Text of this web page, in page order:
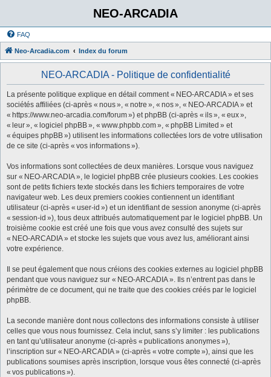
NEO-ARCADIA
FAQ
Neo-Arcadia.com Index du forum
NEO-ARCADIA - Politique de confidentialité
La présente politique explique en détail comment « NEO-ARCADIA » et ses
sociétés affiliées (ci-après « nous », « notre », « nos », « NEO-ARCADIA » et
« https://www.neo-arcadia.com/forum ») et phpBB (ci-après « ils », « eux »,
« leur », « logiciel phpBB », « www.phpbb.com », « phpBB Limited » et
« équipes phpBB ») utilisent les informations collectées lors de votre utilisation
de ce site (ci-après « vos informations »).
Vos informations sont collectées de deux manières. Lorsque vous naviguez
sur « NEO-ARCADIA », le logiciel phpBB crée plusieurs cookies. Les cookies
sont de petits fichiers texte stockés dans les fichiers temporaires de votre
navigateur web. Les deux premiers cookies contiennent un identifiant
utilisateur (ci-après « user-id ») et un identifiant de session anonyme (ci-après
« session-id »), tous deux attribués automatiquement par le logiciel phpBB. Un
troisième cookie est créé une fois que vous avez consulté des sujets sur
« NEO-ARCADIA » et stocke les sujets que vous avez lus, améliorant ainsi
votre expérience.
Il se peut également que nous créions des cookies externes au logiciel phpBB
pendant que vous naviguez sur « NEO-ARCADIA ». Ils n’entrent pas dans le
périmètre de ce document, qui ne traite que des cookies créés par le logiciel
phpBB.
La seconde manière dont nous collectons des informations consiste à utiliser
celles que vous nous fournissez. Cela inclut, sans s’y limiter : les publications
en tant qu’utilisateur anonyme (ci-après « publications anonymes »),
l’inscription sur « NEO-ARCADIA » (ci-après « votre compte »), ainsi que les
publications soumises après inscription, lorsque vous êtes connecté (ci-après
« vos publications »).